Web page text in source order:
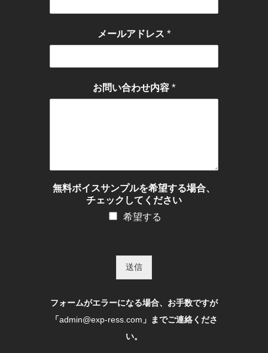
メールアドレス *
お問い合わせ内容 *
無料ボイスサンプルを希望する場合、
チェックしてください
希望する
送信
フォームがエラーになる場合、お手数ですが
「admin@exp-ress.com 」までご連絡くださ
い。